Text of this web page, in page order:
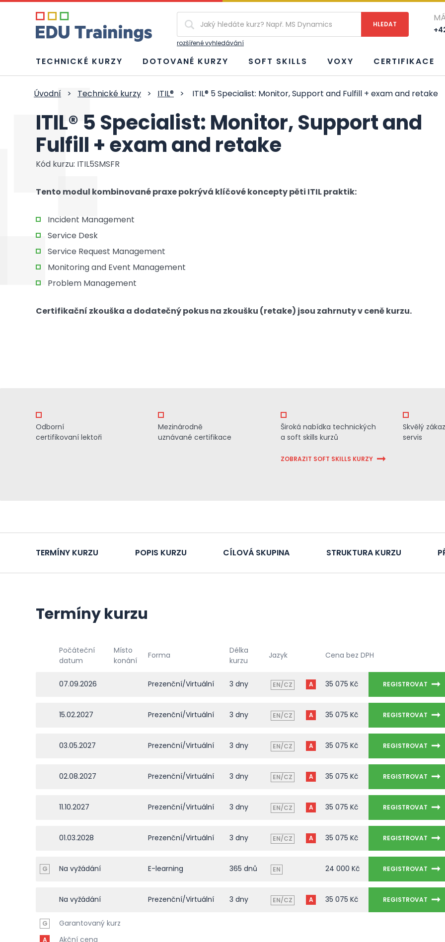
rozšířené vyhledávání
TECHNICKÉ KURZY DOTOVANÉ KURZY SOFT SKILLS VOXY CERTIFIKACE
Úvodní > Technické kurzy > ITIL® > ITIL® 5 Specialist: Monitor, Support and Fulfill + exam and retake
ITIL® 5 Specialist: Monitor, Support and
Fulfill + exam and retake
Kód kurzu: ITIL5SMSFR
Tento modul kombinované praxe pokrývá klíčové koncepty pěti ITIL praktik:
Incident Management
Service Desk
Service Request Management
Monitoring and Event Management
Problem Management
Certifikační zkouška a dodatečný pokus na zkoušku (retake) jsou zahrnuty v ceně kurzu.
Odborní
certifikovaní lektoři
Mezinárodně
uznávané certifikace
Široká nabídka technických
a soft skills kurzů
ZOBRAZIT SOFT SKILLS KURZY
Skvělý
servis
TERMÍNY KURZU POPIS KURZU CÍLOVÁ SKUPINA STRUKTURA KURZU
Termíny kurzu
Počáteční
datum
Místo
konání
Forma
Délka
kurzu
Jazyk Cena bez DPH
07.09.2026 Prezenční/Virtuální 3 dny EN/CZ A 35 075 Kč REGISTROVAT
15.02.2027 Prezenční/Virtuální 3 dny EN/CZ A 35 075 Kč REGISTROVAT
03.05.2027 Prezenční/Virtuální 3 dny EN/CZ A 35 075 Kč REGISTROVAT
02.08.2027 Prezenční/Virtuální 3 dny EN/CZ A 35 075 Kč REGISTROVAT
11.10.2027 Prezenční/Virtuální 3 dny EN/CZ A 35 075 Kč REGISTROVAT
01.03.2028 Prezenční/Virtuální 3 dny EN/CZ A 35 075 Kč REGISTROVAT
G Na vyžádání E-learning 365 dnů EN 24 000 Kč REGISTROVAT
Na vyžádání Prezenční/Virtuální 3 dny EN/CZ A 35 075 Kč REGISTROVAT
G Garantovaný kurz
A Akční cena